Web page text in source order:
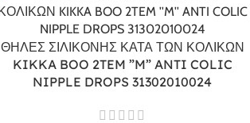
ΘΗΛΕΣ ΣΙΛΙΚΟΝΗΣ ΚΑΤΑ ΤΩΝ ΚΟΛΙΚΩΝ
KIKKA BOO 2TEM ”M” ANTI COLIC
NIPPLE DROPS 31302010024